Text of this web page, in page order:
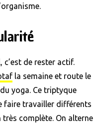
c’est de rester actif.
la semaine et route le
yoga. Ce triptyque
faire travailler différents
complète. On alterne